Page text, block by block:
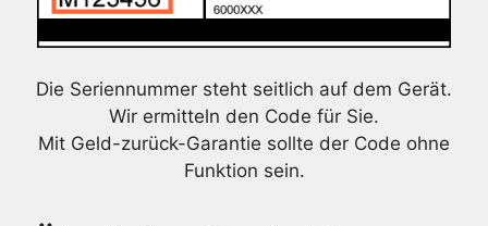
Die Seriennummer steht seitlich auf dem Gerät.
Wir ermitteln den Code für Sie.
Mit Geld-zurück-Garantie sollte der Code ohne
Funktion sein.